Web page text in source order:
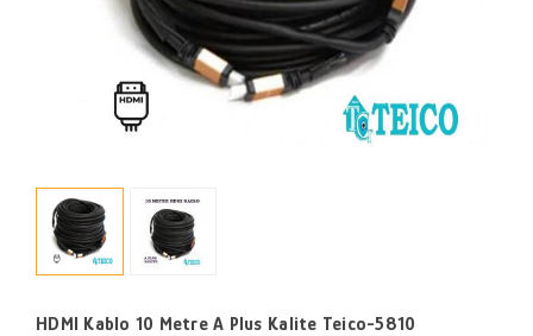
HDMI Kablo 10 Metre A Plus Kalite Teico-5810